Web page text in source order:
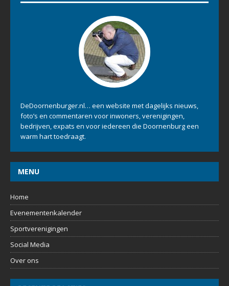
DeDoornenburger.nl… een website met dagelijks nieuws,
foto’s en commentaren voor inwoners, verenigingen,
bedrijven, expats en voor iedereen die Doornenburg een
warm hart toedraagt.
MENU
Home
Evenementenkalender
Sportverenigingen
Social Media
Over ons